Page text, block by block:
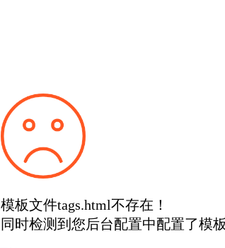
模板文件tags.html不存在！
同时检测到您后台配置中配置了模